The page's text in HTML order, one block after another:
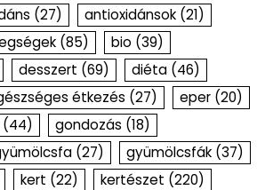
(27) antioxidánsok (21)
(85) bio (39)
desszert (69) diéta (46)
étkezés (27) eper (20)
(44) gondozás (18)
(27) gyümölcsfák (37)
kert (22) kertészet (220)